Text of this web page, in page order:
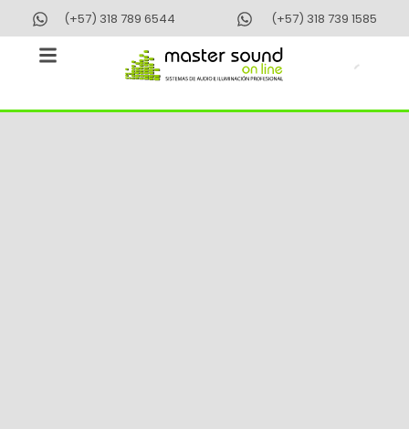
contenido
(+57) 318 789 6544 (+57) 318 739 1585